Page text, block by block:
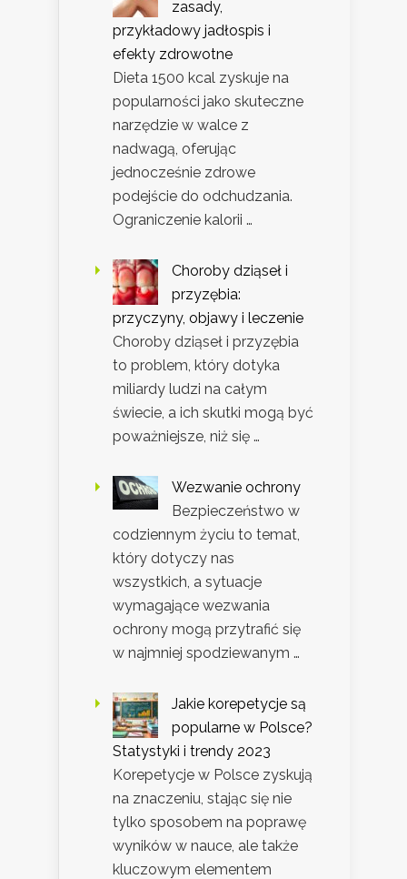
zasady,
przykładowy jadłospis i
efekty zdrowotne
Dieta 1500 kcal zyskuje na
popularności jako skuteczne
narzędzie w walce z
nadwagą, oferując
jednocześnie zdrowe
podejście do odchudzania.
Ograniczenie kalorii …
Choroby dziąseł i
przyzębia:
przyczyny, objawy i leczenie
Choroby dziąseł i przyzębia
to problem, który dotyka
miliardy ludzi na całym
świecie, a ich skutki mogą być
poważniejsze, niż się …
Wezwanie ochrony
Bezpieczeństwo w
codziennym życiu to temat,
który dotyczy nas
wszystkich, a sytuacje
wymagające wezwania
ochrony mogą przytrafić się
w najmniej spodziewanym …
Jakie korepetycje są
popularne w Polsce?
Statystyki i trendy 2023
Korepetycje w Polsce zyskują
na znaczeniu, stając się nie
tylko sposobem na poprawę
wyników w nauce, ale także
kluczowym elementem